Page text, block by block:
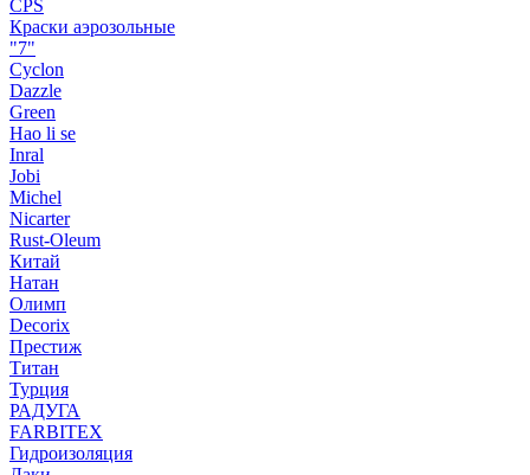
CPS
Краски аэрозольные
"7"
Cyclon
Dazzle
Green
Hao li se
Inral
Jobi
Michel
Nicarter
Rust-Oleum
Китай
Натан
Олимп
Decorix
Престиж
Титан
Турция
РАДУГА
FARBITEX
Гидроизоляция